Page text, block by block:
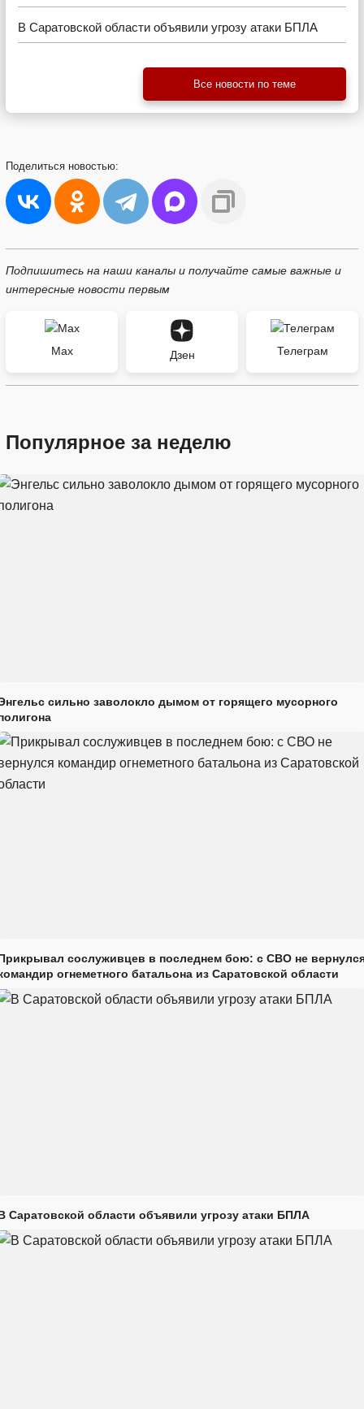
В Саратовской области объявили угрозу атаки БПЛА
Все новости по теме
Поделиться новостью:
Подпишитесь на наши каналы и получайте самые важные и
интересные новости первым
Max Дзен Телеграм
Популярное за неделю
сильно заволокло дымом от горящего мусорного
сослуживцев в последнем бою: с СВО не
огнеметного батальона из Саратовской области
Саратовской области объявили угрозу атаки БПЛА